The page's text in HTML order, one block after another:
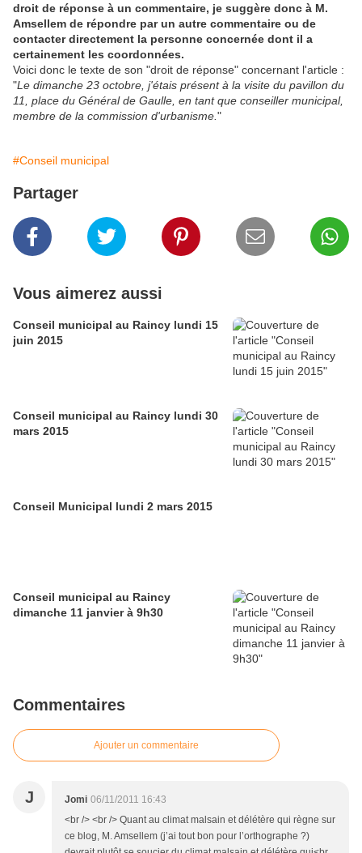
droit de réponse à un commentaire, je suggère donc à M.
Amsellem de répondre par un autre commentaire ou de
contacter directement la personne concernée dont il a
certainement les coordonnées.
Voici donc le texte de son "droit de réponse" concernant l'article :
"Le dimanche 23 octobre, j'étais présent à la visite du pavillon du
11, place du Général de Gaulle, en tant que conseiller municipal,
membre de la commission d'urbanisme. "
#Conseil municipal
Partager
Vous aimerez aussi
Conseil municipal au Raincy lundi 15
juin 2015
Conseil municipal au Raincy lundi 30
mars 2015
Conseil Municipal lundi 2 mars 2015
Conseil municipal au Raincy
dimanche 11 janvier à 9h30
Commentaires
Ajouter un commentaire
J Jomi 06/11/2011 16:43
<br /> <br /> Quant au climat malsain et délétère qui règne sur
ce blog, M. Amsellem (j’ai tout bon pour l’orthographe ?)